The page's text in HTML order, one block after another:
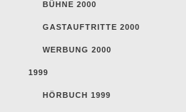
BÜHNE 2000
GASTAUFTRITTE 2000
WERBUNG 2000
1999
HÖRBUCH 1999